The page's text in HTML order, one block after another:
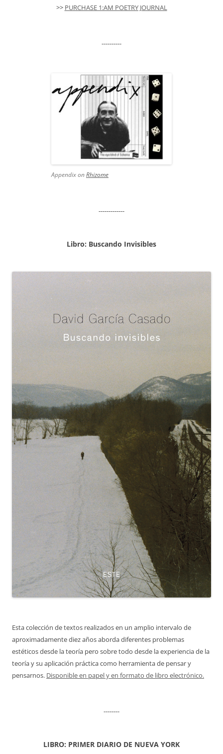
>> PURCHASE 1:AM POETRY JOURNAL
----------
Appendix onRhizome
-------------
Libro: Buscando Invisibles
Esta colección de textos realizados en un amplio intervalo de
aproximadamente diez años aborda diferentes problemas
estéticos desde la teoría pero sobre todo desde la experiencia de la
teoría y su aplicación práctica como herramienta de pensar y
pensarnos. Disponible en papel y en formato de libro electrónico.
--------
LIBRO: PRIMER DIARIO DE NUEVA YORK